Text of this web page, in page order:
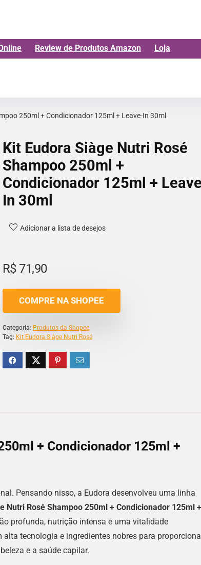
Review de Produtos Amazon Loja
250ml + Condicionador 125ml + Leave-In 30ml
Kit Eudora Siàge Nutri Rosé
Shampoo 250ml +
Condicionador 125ml +
In 30ml
Adicionar a lista de desejos
R$71,90
COMPRE NA SHOPEE
Categoria: Produtos da Shopee
Tag: Kit Eudora Siàge Nutri Rosé
+ Condicionador 125ml +
Pensando nisso, a Eudora desenvolveu uma linha
Nutri Rosé Shampoo 250ml + Condicionador 125ml +
profunda, nutrição intensa e uma vitalidade
tecnologia e ingredientes nobres para
e a saúde capilar.